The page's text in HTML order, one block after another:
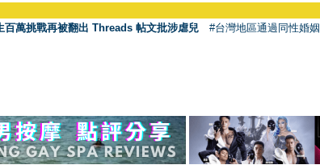
萬挑戰再被翻出 Threads 帖文批涉虐兒 #台灣地區通過同性婚姻